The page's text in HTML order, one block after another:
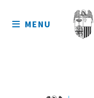
sitio
MENU